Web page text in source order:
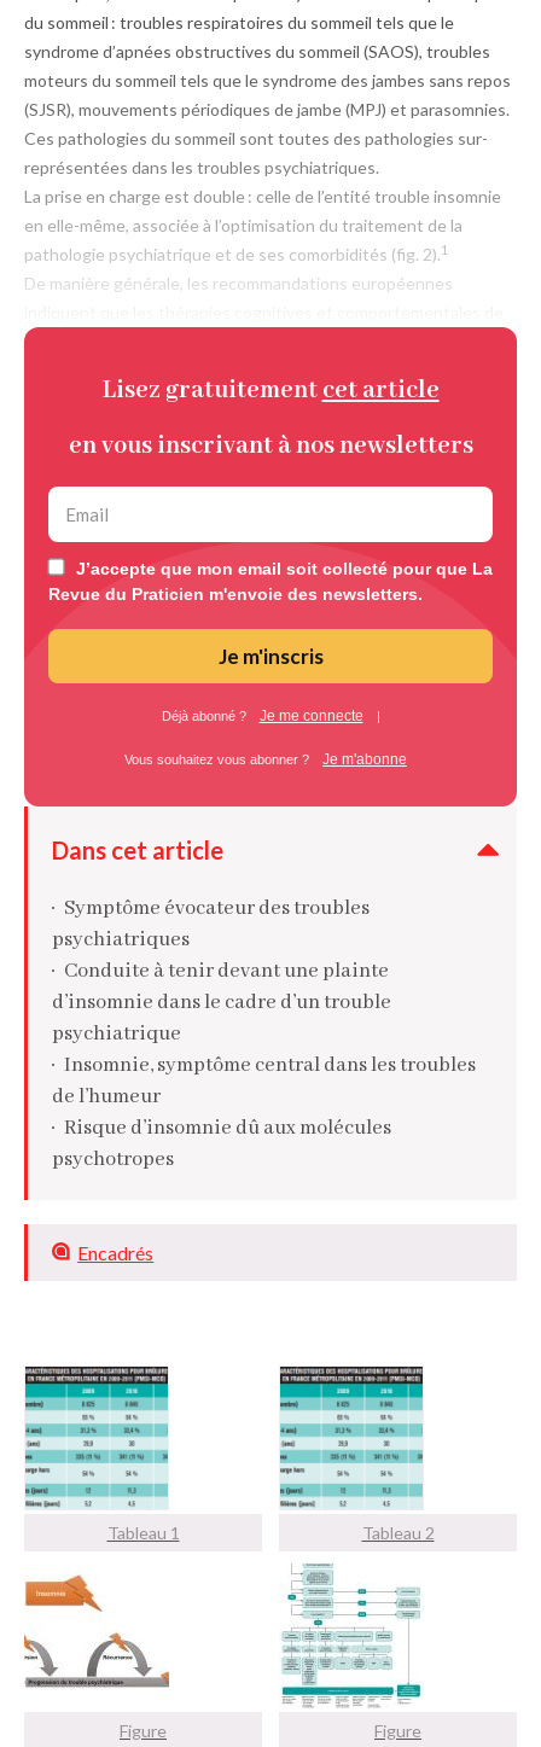
du sommeil : troubles respiratoires du sommeil tels que le
syndrome d’apnées obstructives du sommeil (SAOS), troubles
moteurs du sommeil tels que le syndrome des jambes sans repos
(SJSR), mouvements périodiques de jambe (MPJ) et parasomnies.
Ces pathologies du sommeil sont toutes des pathologies sur-
représentées dans les troubles psychiatriques.
La prise en charge est double : celle de l’entité trouble insomnie
en elle-même, associée à l’optimisation du traitement de la
pathologie psychiatrique et de ses comorbidités (fig. 2).1
De manière générale, les recommandations européennes
Lisez gratuitement cet article
en vous inscrivant à nos newsletters
J’accepte que mon email soit collecté pour que La
Revue du Praticien m'envoie des newsletters.
Je m'inscris
Déjà abonné ? Je me connecte |
Vous souhaitez vous abonner ? Je m'abonne
Dans cet article
Symptôme évocateur des troubles
psychiatriques
Conduite à tenir devant une plainte
d’insomnie dans le cadre d’un trouble
psychiatrique
Insomnie, symptôme central dans les troubles
de l’humeur
Risque d’insomnie dû aux molécules
psychotropes
Encadrés
Tableau 1 Tableau 2
Figure Figure